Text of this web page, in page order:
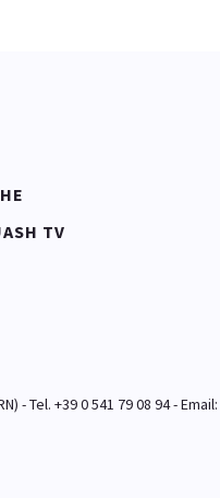
TV
- Tel. +39 0 541 79 08 94 - Email: